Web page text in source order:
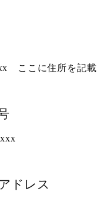
ここに住所を記載
ドレス